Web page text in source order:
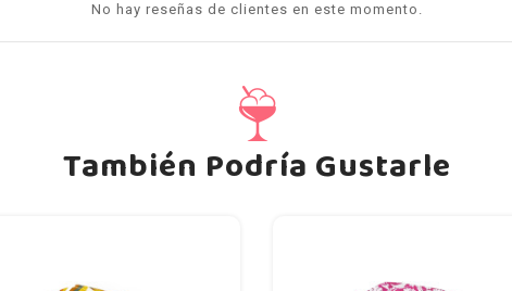
No hay reseñas de clientes en este momento.
También Podría Gustarle